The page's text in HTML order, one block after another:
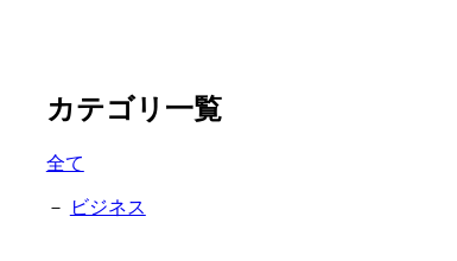
カテゴリ一覧
全て
－ ビジネス